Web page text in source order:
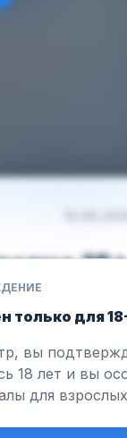
только для
вы
18 лет и вы
для